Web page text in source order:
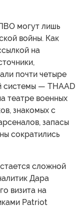
могут лишь
войны. Как
на
почти четыре
системы — THAAD
театре военных
знакомых с
запасы
сократились
сложной
Дара
визита на
Patriot